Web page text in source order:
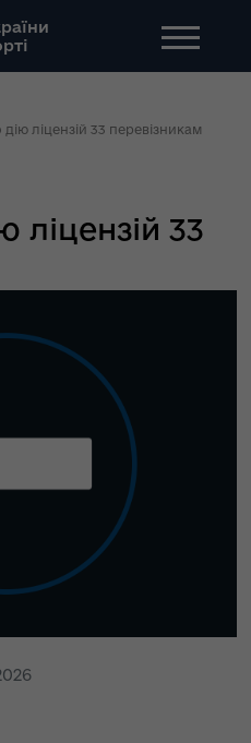
ліцензій 33 перевізникам
ліцензій 33